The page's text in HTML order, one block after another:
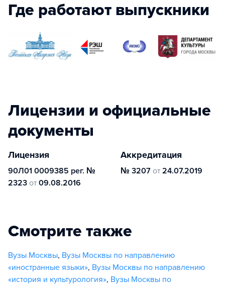
Где работают выпускники
Лицензии и официальные
документы
Лицензия
90Л01 0009385 рег. №
2323 от 09.08.2016
Аккредитация
№ 3207 от 24.07.2019
Смотрите также
Вузы Москвы, Вузы Москвы по направлению
«иностранные языки», Вузы Москвы по направлению
«история и культурология», Вузы Москвы по